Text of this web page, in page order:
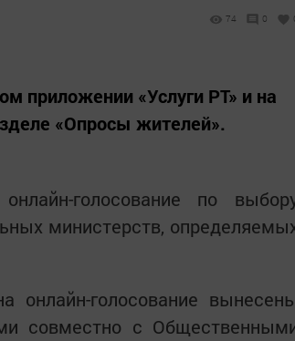
74 0
приложении «Услуги РТ» и на
«Опросы жителей».
голосование по
министерств,
онлайн-голосование
совместно с